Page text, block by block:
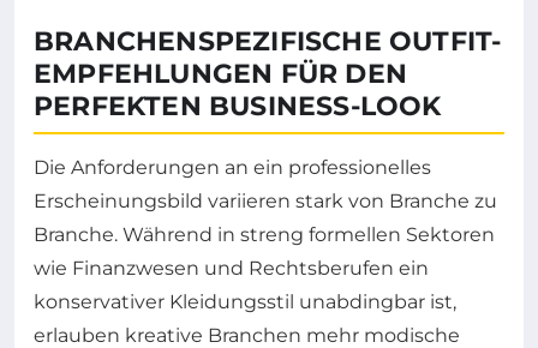
BRANCHENSPEZIFISCHE OUTFIT-
EMPFEHLUNGEN FÜR DEN
PERFEKTEN BUSINESS-LOOK
Die Anforderungen an ein professionelles
Erscheinungsbild variieren stark von Branche zu
Branche. Während in streng formellen Sektoren
wie Finanzwesen und Rechtsberufen ein
konservativer Kleidungsstil unabdingbar ist,
erlauben kreative Branchen mehr modische